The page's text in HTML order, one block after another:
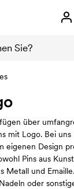
über
mit Logo. Bei
eigenen Design
Pins aus
Metall und
oder